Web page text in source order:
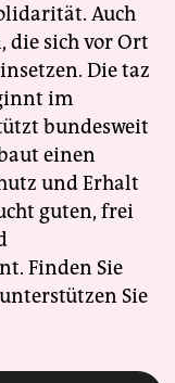
Auch
die sich vor Ort
Die taz
im
bundesweit
einen
und Erhalt
guten, frei
Finden Sie
Sie